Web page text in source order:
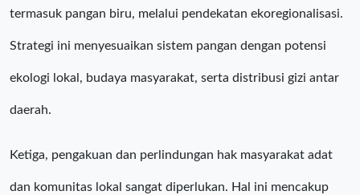
termasuk pangan biru, melalui pendekatan ekoregionalisasi.
Strategi ini menyesuaikan sistem pangan dengan potensi
ekologi lokal, budaya masyarakat, serta distribusi gizi antar
daerah.
Ketiga, pengakuan dan perlindungan hak masyarakat adat
dan komunitas lokal sangat diperlukan. Hal ini mencakup